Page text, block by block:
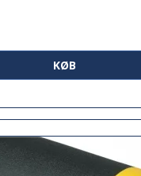
KØB